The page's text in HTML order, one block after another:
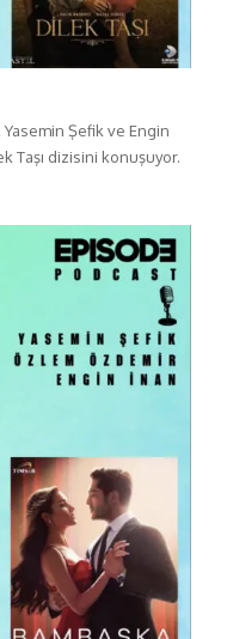
Şefik ve Engin
Taşı dizisini konuşuyor.